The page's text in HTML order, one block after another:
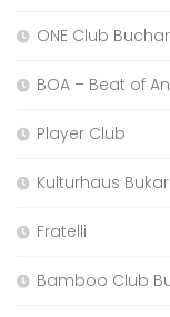
ONE Club
BOA – Beat of
Player Club
Kulturhaus
Fratelli
Bamboo Club